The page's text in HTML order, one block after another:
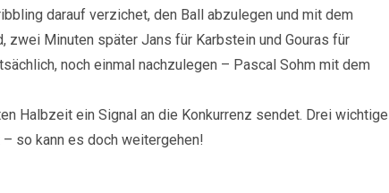
darauf verzichet, den Ball abzulegen und mit dem
zwei Minuten später Jans für Karbstein und Gouras für
noch einmal nachzulegen – Pascal Sohm mit dem
Halbzeit ein Signal an die Konkurrenz sendet. Drei wichtige
so kann es doch weitergehen!